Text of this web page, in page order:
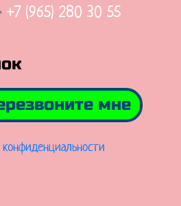
+7 (965) 280 30 55
мне